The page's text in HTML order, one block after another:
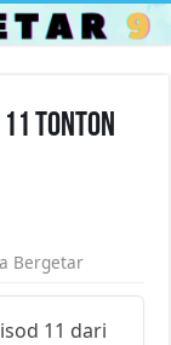
Tonton
Bergetar
11 dari